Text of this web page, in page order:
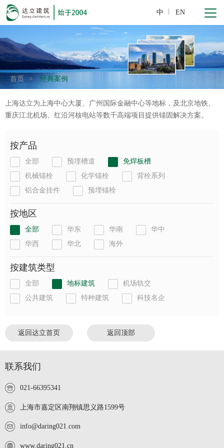
中 EN
首页 > 经典案例
上海达立为上海中心大厦、广州国际金融中心等地标，及北京地铁、
重庆江北机场、红沿河核电站等数千高端项目提供锚固解决方案。
按产品
全部 预埋槽道
免焊板槽
机械锚栓
化学锚栓
背栓系列
铝合金挂件
预埋锚栓
按地区
全部 华东 华南
华中
华西
华北 海外
按建筑类型
全部 地标建筑
机场轨交
公共建筑
特种建筑 科技名企
返回达立首页 返回顶部
联系我们
021-66395341
上海市嘉定区南翔镇思义路1599号
info@daring021.com
www.daring021.cn